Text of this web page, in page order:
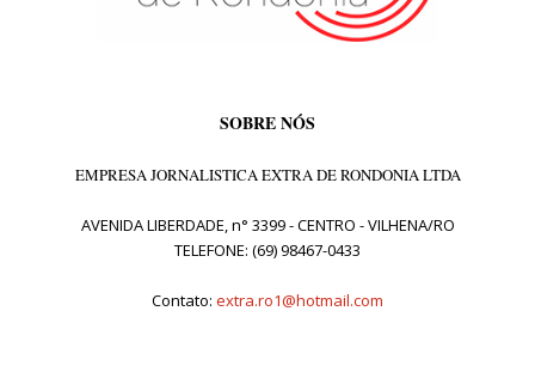
SOBRE NÓS
EMPRESA JORNALISTICA EXTRA DE RONDONIA LTDA
AVENIDA LIBERDADE, n° 3399 - CENTRO - VILHENA/RO
TELEFONE: (69) 98467-0433
Contato: extra.ro1@hotmail.com